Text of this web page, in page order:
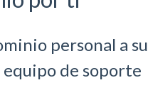
personal a su
de soporte